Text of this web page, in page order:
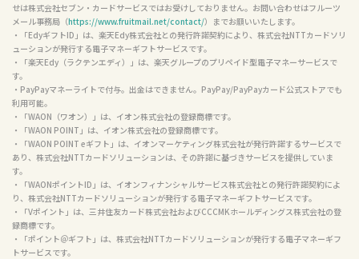
せは株式会社セブン・カードサービスではお受けしておりません。お問い合わせはフルーツ
メール事務局（https://www.fruitmail.net/contact/）までお願いいたします。
・「EdyギフトID」は、楽天Edy株式会社との発行許諾契約により、株式会社NTTカードソリ
ューションが発行する電子マネーギフトサービスです。
・「楽天Edy（ラクテンエディ）」は、楽天グループのプリペイド型電子マネーサービスで
す。
・PayPayマネーライトで付与。出金はできません。PayPay/PayPayカード公式ストアでも
利用可能。
・「WAON（ワオン）」は、イオン株式会社の登録商標です。
・「WAON POINT」は、イオン株式会社の登録商標です。
・「WAON POINT eギフト」は、イオンマーケティング株式会社が発行許諾するサービスで
あり、株式会社NTTカードソリューションは、その許諾に基づきサービスを提供していま
す。
・「WAONポイントID」は、イオンフィナンシャルサービス株式会社との発行許諾契約によ
り、株式会社NTTカードソリューションが発行する電子マネーギフトサービスです。
・「Vポイント」は、三井住友カード株式会社およびCCCMKホールディングス株式会社の登
録商標です。
・「ポイント＠ギフト」は、株式会社NTTカードソリューションが発行する電子マネーギフ
トサービスです。